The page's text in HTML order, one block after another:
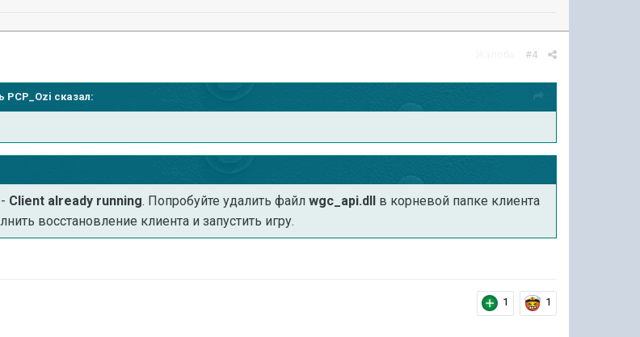
#4
PCP_Ozi сказал:
Client already running. Попробуйте удалить файлwgc_api.dll в корневой папке клиента
восстановление клиента и запустить игру.
1 1